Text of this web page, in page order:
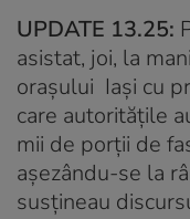
UPDATE 13.25:
asistat, joi, la
oraşului Iași cu
care autorităţile
mii de porţii de
aşezându-se la
susţineau